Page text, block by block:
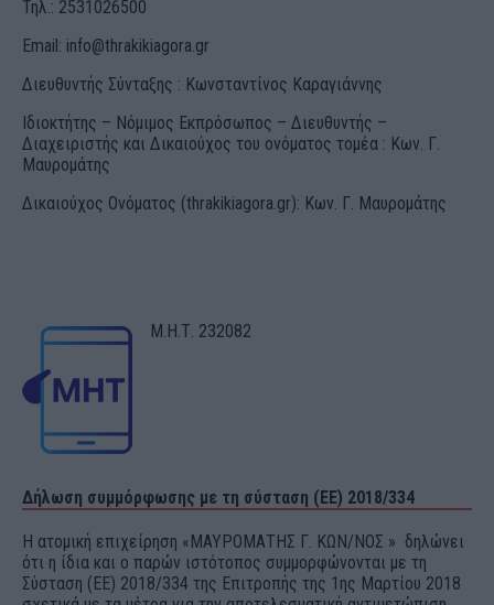
Τηλ.: 2531026500
Email: info@thrakikiagora.gr
Διευθυντής Σύνταξης : Κωνσταντίνος Καραγιάννης
Ιδιοκτήτης – Νόμιμος Εκπρόσωπος – Διευθυντής –
Διαχειριστής και Δικαιούχος του ονόματος τομέα : Κων. Γ.
Μαυρομάτης
Δικαιούχος Ονόματος (thrakikiagora.gr): Κων. Γ. Μαυρομάτης
Μ.Η.Τ. 232082
Δήλωση συμμόρφωσης με τη σύσταση (ΕΕ) 2018/334
Η ατομική επιχείρηση «ΜΑΥΡΟΜΑΤΗΣ Γ. ΚΩΝ/ΝΟΣ » δηλώνει
ότι η ίδια και ο παρών ιστότοπος συμμορφώνονται με τη
Σύσταση (ΕΕ) 2018/334 της Επιτροπής της 1ης Μαρτίου 2018